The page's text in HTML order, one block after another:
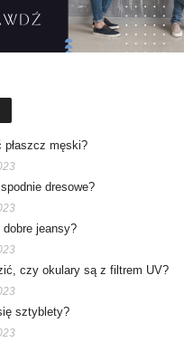
męski?
dresowe?
jeansy?
czy okulary są z filtrem UV?
sztyblety?